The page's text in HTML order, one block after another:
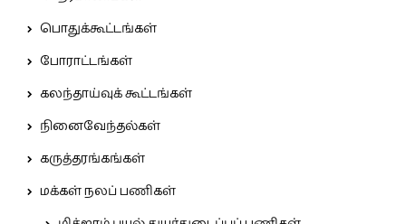
பொதுக்கூட்டங்கள்
போராட்டங்கள்
கலந்தாய்வுக் கூட்டங்கள்
நினைவேந்தல்கள்
கருத்தரங்கங்கள்
மக்கள் நலப் பணிகள்